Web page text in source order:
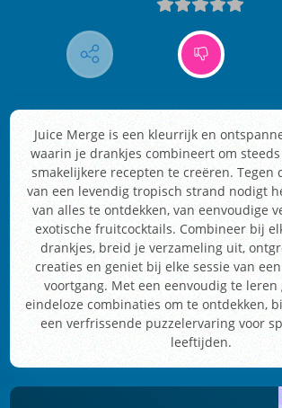
Juice Merge is een kleurrijk en
waarin je drankjes combineert om
smakelijkere recepten te creëren. Tegen
van een levendig tropisch strand nodigt
van alles te ontdekken, van eenvoudige
exotische fruitcocktails. Combineer bij
drankjes, breid je verzameling uit,
creaties en geniet bij elke sessie van
voortgang. Met een eenvoudig te leren
eindeloze combinaties om te ontdekken,
een verfrissende puzzelervaring voor
leeftijden.